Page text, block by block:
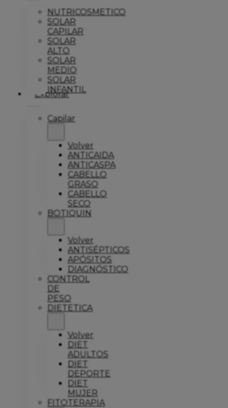
NUTRICOSMETICO
SOLAR
CAPILAR
SOLAR
ALTO
SOLAR
MEDIO
SOLAR
INFANTIL
Explorar
Capilar
Volver
ANTICAIDA
ANTICASPA
CABELLO
GRASO
CABELLO
SECO
BOTIQUIN
Volver
ANTISÉPTICOS
APÓSITOS
DIAGNÓSTICO
CONTROL
DE
PESO
DIETETICA
Volver
DIET
ADULTOS
DIET
DEPORTE
DIET
MUJER
FITOTERAPIA